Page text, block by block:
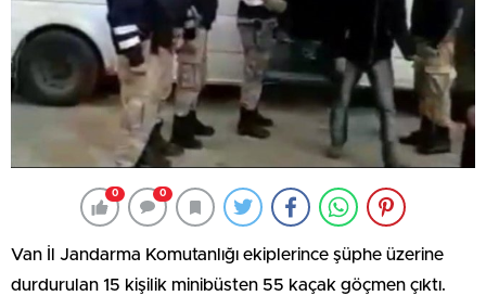
0 0
Van İl Jandarma Komutanlığı ekiplerince şüphe üzerine
durdurulan 15 kişilik minibüsten 55 kaçak göçmen çıktı.